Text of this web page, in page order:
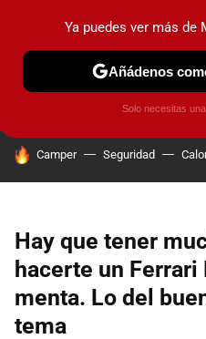
PRUEBAS COCHES
HOY SE HABLA DE
Camper Seguridad
Hay que tener
hacerte un
menta. Lo del
tema
Ya puedes ver más de
Añádenos
Solo necesitas